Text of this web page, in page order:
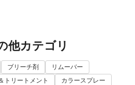
他カテゴリ
ブリーチ剤
リムーバー
トリートメント
カラースプレー